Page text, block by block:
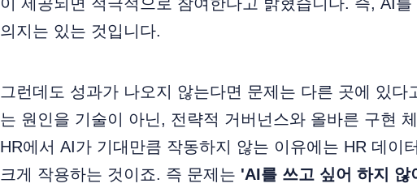
의지는 있는 것입니다.
그런데도 성과가 나오지 않는다면 문제는 다른 곳에 있다
는 원인을 기술이 아닌, 전략적 거버넌스와 올바른 구현
HR에서 AI가 기대만큼 작동하지 않는 이유에는 HR 데이
크게 작용하는 것이죠. 즉 문제는 'AI를 쓰고 싶어 하지